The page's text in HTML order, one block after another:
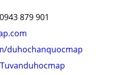
879 901
duhochanquocmap